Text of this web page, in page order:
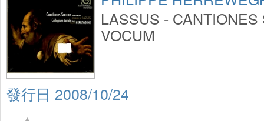
LASSUS -
VOCUM
2008/10/24